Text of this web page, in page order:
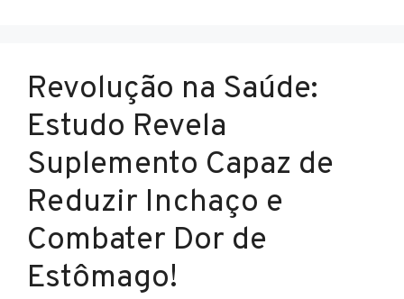
Revolução na Saúde:
Estudo Revela
Suplemento Capaz de
Reduzir Inchaço e
Combater Dor de
Estômago!